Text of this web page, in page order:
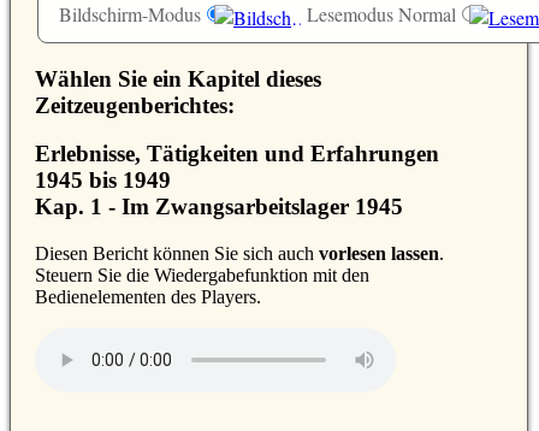
Bildschirm-Modus Lesemodus Normal
Wählen Sie ein Kapitel dieses
Zeitzeugenberichtes:
Erlebnisse, Tätigkeiten und Erfahrungen
1945 bis 1949
Kap. 1 - Im Zwangsarbeitslager 1945
Diesen Bericht können Sie sich auch vorlesen lassen.
Steuern Sie die Wiedergabefunktion mit den
Bedienelementen des Players.